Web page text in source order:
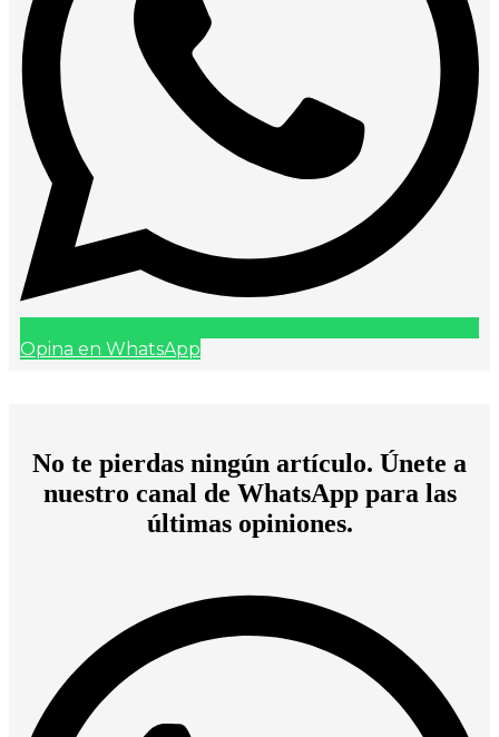
Opina en WhatsApp
No te pierdas ningún artículo. Únete a
nuestro canal de WhatsApp para las
últimas opiniones.